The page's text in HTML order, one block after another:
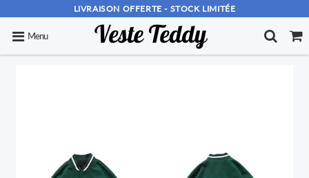
LIVRAISON OFFERTE - STOCK LIMITÉE
Menu